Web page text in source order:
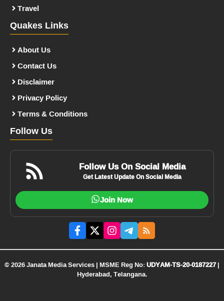
Travel
Quakes Links
About Us
Contact Us
Disclaimer
Privacy Policy
Terms & Conditions
Follow Us
Follow Us On Social Media
Get Latest Update On Social Media
Join Now
© 2026 Janata Media Services | MSME Reg No:UDYAM-TS-20-0187227|
Hyderabad, Telangana.